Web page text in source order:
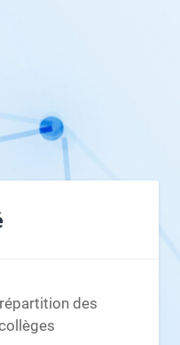
des